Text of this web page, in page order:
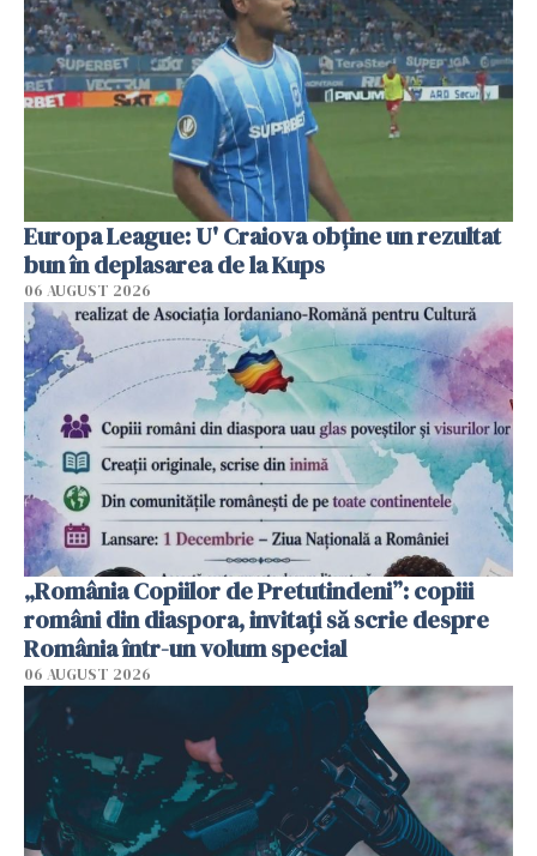
Europa League: U' Craiova obține un rezultat
bun în deplasarea de la Kups
06 AUGUST 2026
„România Copiilor de Pretutindeni”: copiii
români din diaspora, invitați să scrie despre
România într-un volum special
06 AUGUST 2026